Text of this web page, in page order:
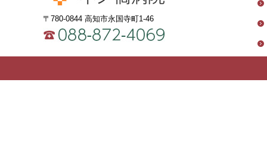
〒780-0844 高知市永国寺町1-46